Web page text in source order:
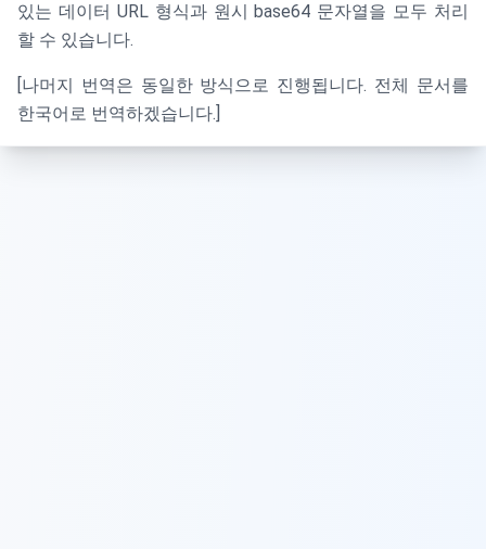
있는 데이터 URL 형식과 원시 base64 문자열을 모두 처리
할 수 있습니다.
[나머지 번역은 동일한 방식으로 진행됩니다. 전체 문서를
한국어로 번역하겠습니다.]